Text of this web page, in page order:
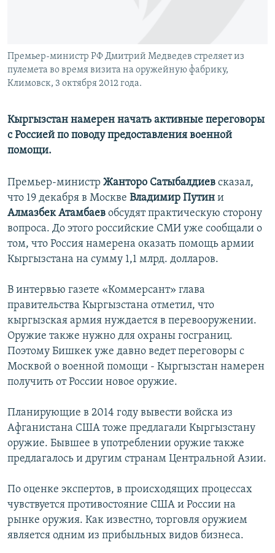
Премьер-министр РФ Дмитрий Медведев стреляет из
пулемета во время визита на оружейную фабрику,
Климовск, 3 октября 2012 года.
Кыргызстан намерен начать активные переговоры
с Россией по поводу предоставления военной
помощи.
Премьер-министр Жанторо Сатыбалдиев сказал,
что 19 декабря в Москве Владимир Путин и
Алмазбек Атамбаев обсудят практическую сторону
вопроса. До этого российские СМИ уже сообщали о
том, что Россия намерена оказать помощь армии
Кыргызстана на сумму 1,1 млрд. долларов.
В интервью газете «Коммерсант» глава
правительства Кыргызстана отметил, что
кыргызская армия нуждается в перевооружении.
Оружие также нужно для охраны госграниц.
Поэтому Бишкек уже давно ведет переговоры с
Москвой о военной помощи - Кыргызстан намерен
получить от России новое оружие.
Планирующие в 2014 году вывести войска из
Афганистана США тоже предлагали Кыргызстану
оружие. Бывшее в употреблении оружие также
предлагалось и другим странам Центральной Азии.
По оценке экспертов, в происходящих процессах
чувствуется противостояние США и России на
рынке оружия. Как известно, торговля оружием
является одним из прибыльных видов бизнеса.